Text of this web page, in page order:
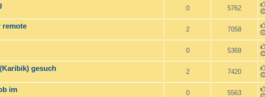
0 5762
remote 2 7058
0 5369
gesuch 2 7420
im 0 5563